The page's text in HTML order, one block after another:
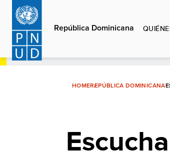
Pasar
contenido
principal
República Dominicana
HOMEREPÚBLICA DOMINICANA